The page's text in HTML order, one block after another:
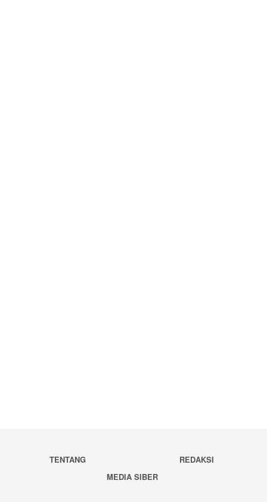
TENTANG
REDAKSI
MEDIA SIBER